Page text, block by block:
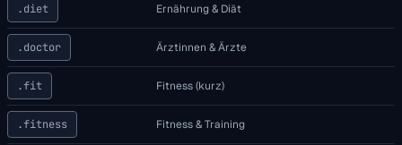
.diet Ernährung & Diät
.doctor Ärztinnen & Ärzte
.fit Fitness (kurz)
.fitness Fitness & Training